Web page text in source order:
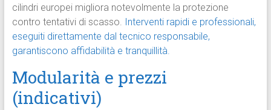
cilindri europei migliora notevolmente la protezione
contro tentativi di scasso. Interventi rapidi e professionali,
eseguiti direttamente dal tecnico responsabile,
garantiscono affidabilità e tranquillità.
Modularità e prezzi
(indicativi)